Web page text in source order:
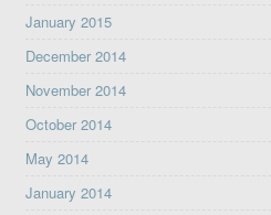
January 2015
December 2014
November 2014
October 2014
May 2014
January 2014